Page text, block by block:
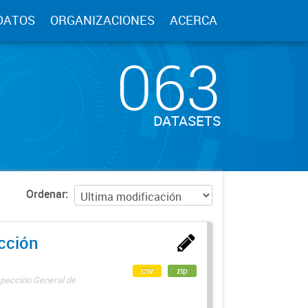
ORGANIZACIONES ACERCA
063
DATASETS
Ordenar
General de
csv zip